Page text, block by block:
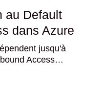
au Default
dans Azure
jusqu'à
Access…